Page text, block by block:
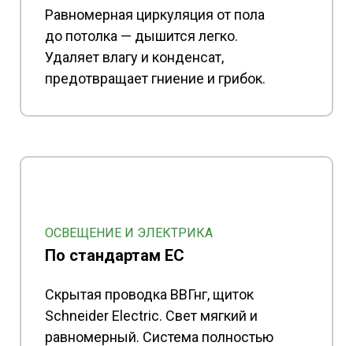
Равномерная циркуляция от пола
до потолка — дышится легко.
Удаляет влагу и конденсат,
предотвращает гниение и грибок.
Скрытая проводка ВВГнг, щиток
Schneider Electric. Свет мягкий и
равномерный. Система полностью
По стандартам ЕС
ОСВЕЩЕНИЕ И ЭЛЕКТРИКА